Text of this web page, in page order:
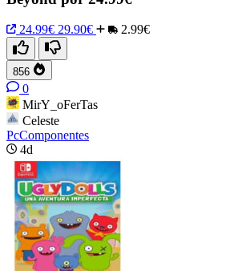
24.99€ 29.90€ 2.99€
856
0
MirY_oFerTas
Celeste
PcComponentes
4d